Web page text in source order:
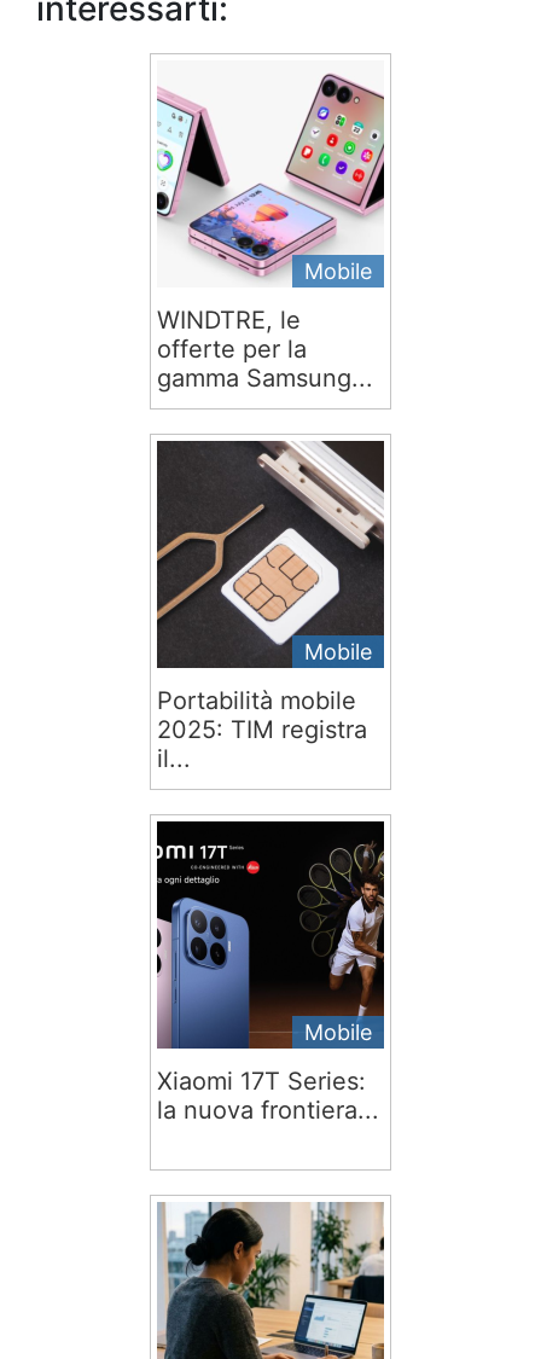
interessarti:
Mobile
WINDTRE, le
offerte per la
gamma Samsung...
Mobile
Portabilità mobile
2025: TIM registra
il...
Mobile
Xiaomi 17T Series:
la nuova frontiera...